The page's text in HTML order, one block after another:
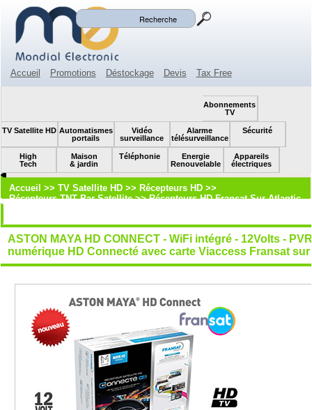
Mon compte
Accueil Promotions Déstockage Devis
Tax Free
Abonnements
TV
TV Satellite HD Automatismes
portails
Vidéo
surveillance
Alarme
télésurveillance
Sécurité
High
Tech
Maison
& jardin
Téléphonie
Energie
Renouvelable
Appareils
électriques
Accueil >> TV Satellite HD>> Récepteurs HD>>
Récepteurs TNT Par Satellite>>Récepteurs HD Fransat Sur Atlantic
ASTON MAYA HD CONNECT - WiFi intégré - 12Volts -
numérique HD Connecté avec carte Viaccess Fransat